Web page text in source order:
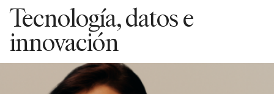
Tecnología, datos e
innovación